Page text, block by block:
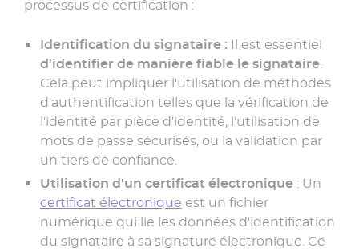
processus de certification :
Identification du signataire : Il est essentiel
d'identifier de manière fiable le signataire.
Cela peut impliquer l'utilisation de méthodes
d'authentification telles que la vérification de
l'identité par pièce d'identité, l'utilisation de
mots de passe sécurisés, ou la validation par
un tiers de confiance.
Utilisation d'un certificat électronique : Un
certificat électronique est un fichier
numérique qui lie les données d'identification
du signataire à sa signature électronique. Ce